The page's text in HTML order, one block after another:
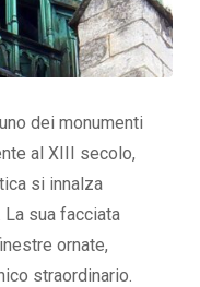
dei monumenti
al XIII secolo,
si innalza
sua facciata
ornate,
straordinario.